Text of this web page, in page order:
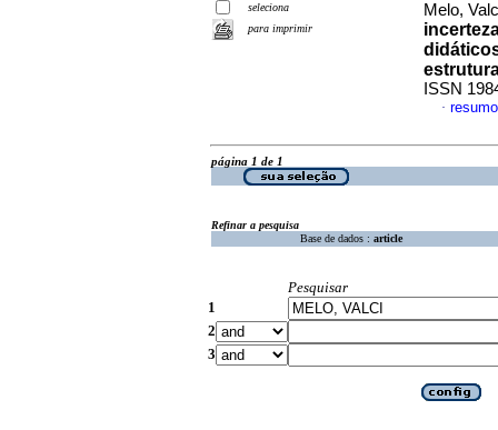
seleciona
para imprimir
Melo,
ISSN
·
página 1 de 1
Refinar a pesquisa
Base de dados : article
Pesquisar
1
2
3